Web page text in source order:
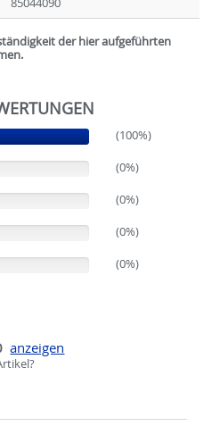
der hier aufgeführten
(100%)
(100%)
(0%)
(0%)
(0%)
(0%)
anzeigen